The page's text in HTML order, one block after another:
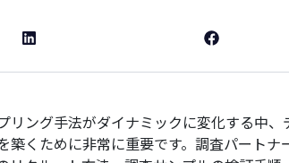
リング手法がダイナミックに変化する中、
築くために非常に重要です。調査パート